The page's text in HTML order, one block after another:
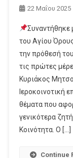
22 Μαΐου 2025
Συναντήθηκε
του Αγίου
την πρόθεσή
τις πρώτες
Κυριάκος
Ιεροκοινοτική
θέματα που
γενικότερα
Κοινότητα. Ο […]
Continue